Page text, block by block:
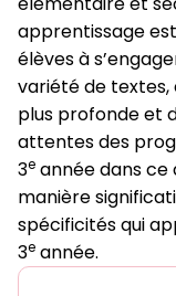
apprentissage
élèves à
variété de
plus profonde et
attentes des
3e année dans
manière
spécificités qui
3e année.